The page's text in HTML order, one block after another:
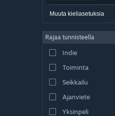
tanska
englanti
espanja – Espanja
espanja – Lat. Am.
Muuta kieliasetuksia
Rajaa tunnisteella
Indie
Toiminta
Seikkailu
Ajanviete
Yksinpeli